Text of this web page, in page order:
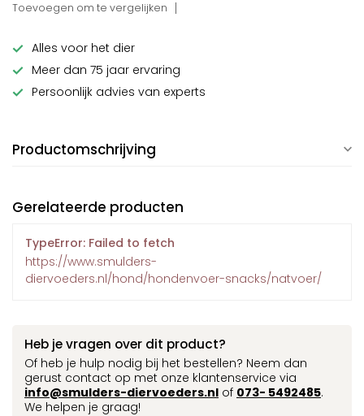
Toevoegen om te vergelijken
Alles voor het dier
Meer dan 75 jaar ervaring
Persoonlijk advies van experts
Productomschrijving
Gerelateerde producten
TypeError: Failed to fetch
https://www.smulders-
diervoeders.nl/hond/hondenvoer-snacks/natvoer/
Heb je vragen over dit product?
Of heb je hulp nodig bij het bestellen? Neem dan
gerust contact op met onze klantenservice via
info@smulders-diervoeders.nl of 073- 5492485.
We helpen je graag!